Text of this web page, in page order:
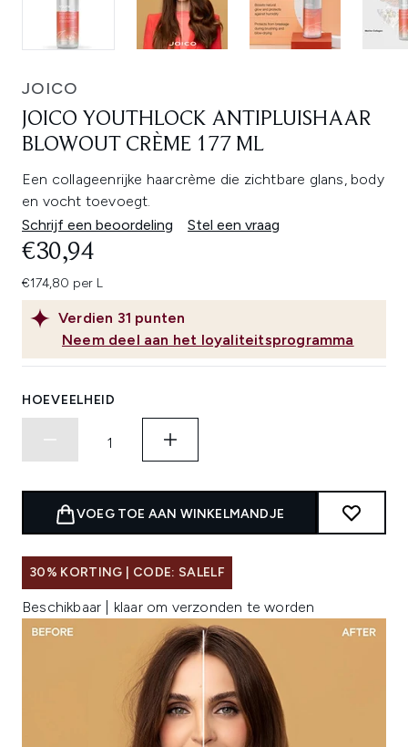
JOICO
JOICO YOUTHLOCK ANTIPLUISHAAR
BLOWOUT CRÈME 177 ML
Een collageenrijke haarcrème die zichtbare glans, body
en vocht toevoegt.
Schrijf een beoordeling
Stel een vraag
Verdien 31 punten
Neem deel aan het loyaliteitsprogramma
€30,94
€174,80 per L
HOEVEELHEID
VOEG TOE AAN WINKELMANDJE
30% KORTING | CODE: SALELF
Beschikbaar | klaar om verzonden te worden